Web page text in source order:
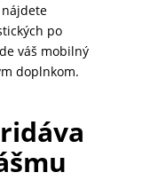
po
váš mobilný
doplnkom.